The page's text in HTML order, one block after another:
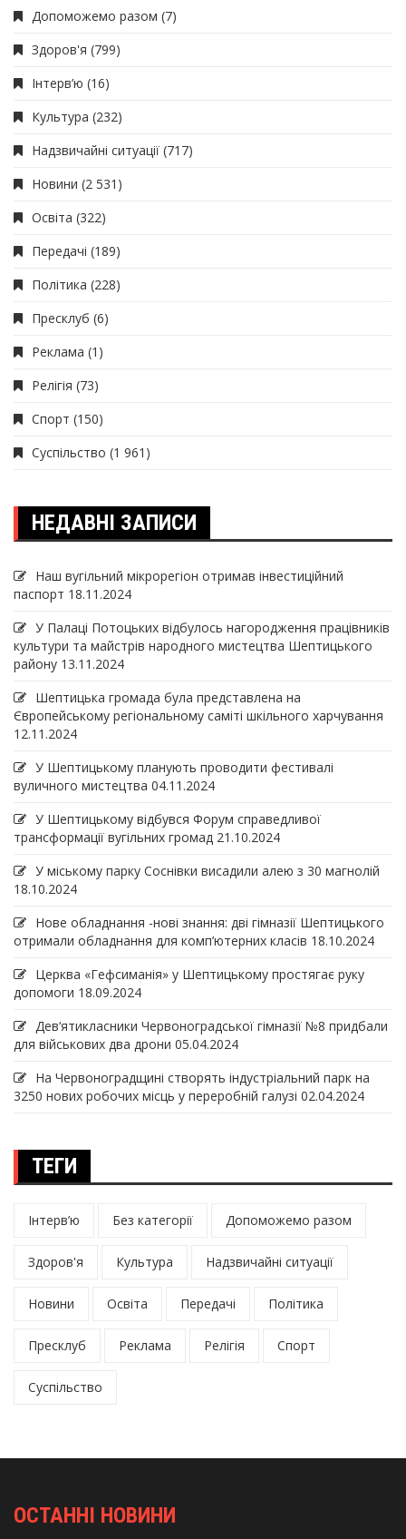
Допоможемо разом (7)
Здоров'я (799)
Інтерв’ю (16)
Культура (232)
Надзвичайні ситуації (717)
Новини (2 531)
Освіта (322)
Передачі (189)
Політика (228)
Пресклуб (6)
Реклама (1)
Релігія (73)
Спорт (150)
Суспільство (1 961)
НЕДАВНІ ЗАПИСИ
Наш вугільний мікрорегіон отримав інвеcтиційний
паспорт 18.11.2024
У Палаці Потоцьких відбулось нагородження працівників
культури та майстрів народного мистецтва Шептицького
району 13.11.2024
Шептицька громада була представлена на
Європейському регіональному саміті шкільного харчування
12.11.2024
У Шептицькому планують проводити фестивалі
вуличного мистецтва 04.11.2024
У Шептицькому відбувся Форум справедливої
трансформації вугільних громад 21.10.2024
У міському парку Соснівки висадили алею з 30 магнолій
18.10.2024
Нове обладнання -нові знання: дві гімназії Шептицького
отримали обладнання для комп’ютерних класів 18.10.2024
Церква «Гефсиманія» у Шептицькому простягає руку
допомоги 18.09.2024
Дев‘ятикласники Червоноградської гімназії №8 придбали
для військових два дрони 05.04.2024
На Червоноградщині створять індустріальний парк на
3250 нових робочих місць у переробній галузі 02.04.2024
ТЕГИ
Інтерв’ю Без категорії Допоможемо разом
Здоров'я Культура Надзвичайні ситуації
Новини Освіта Передачі Політика
Пресклуб Реклама Релігія Спорт
Суспільство
ОСТАННІ НОВИНИ